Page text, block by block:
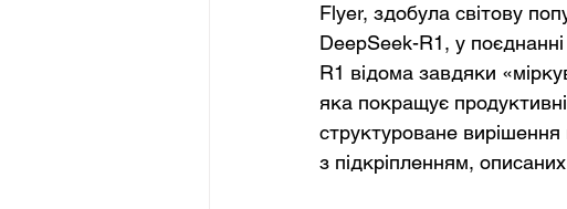
Flyer, здобула світову
DeepSeek-R1, у
R1 відома завдяки
яка покращує
структуроване
з підкріпленням,